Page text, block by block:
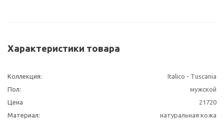
Характеристики товара
Коллекция:
Italico - Tuscania
Пол:
мужской
Цена
21720
Материал:
натуральная кожа